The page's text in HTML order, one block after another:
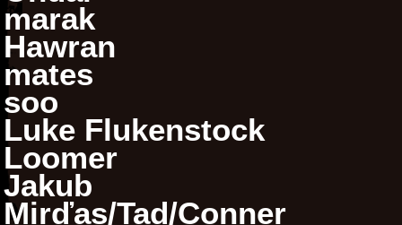
marak
Hawran
mates
soo
Luke Flukenstock
Loomer
Jakub
Mirďas/Tad/Conner